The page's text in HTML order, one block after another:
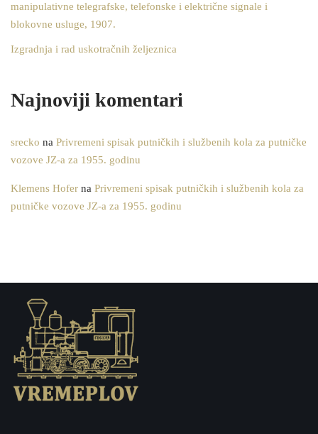
manipulativne telegrafske, telefonske i električne signale i
blokovne usluge, 1907.
Izgradnja i rad uskotračnih željeznica
Najnoviji komentari
srecko na Privremeni spisak putničkih i službenih kola za putničke
vozove JZ-a za 1955. godinu
Klemens Hofer na Privremeni spisak putničkih i službenih kola za
putničke vozove JZ-a za 1955. godinu